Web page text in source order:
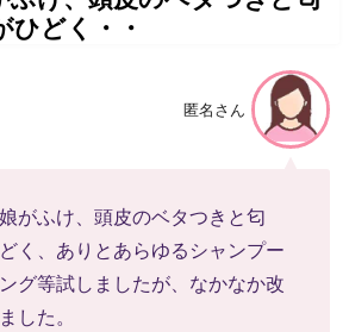
ひどく・・
匿名さん
がふけ、頭皮のベタつきと匂
く、ありとあらゆるシャンプー
グ等試しましたが、なかなか改
した。